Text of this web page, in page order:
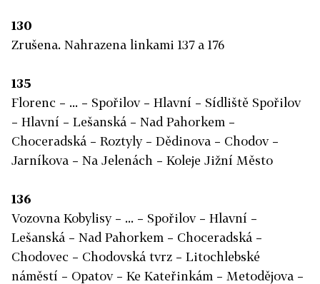
130
Zrušena. Nahrazena linkami 137 a 176
135
Florenc – ... – Spořilov – Hlavní – Sídliště Spořilov
– Hlavní – Lešanská – Nad Pahorkem –
Choceradská – Roztyly – Dědinova – Chodov –
Jarníkova – Na Jelenách – Koleje Jižní Město
136
Vozovna Kobylisy – ... – Spořilov – Hlavní –
Lešanská – Nad Pahorkem – Choceradská –
Chodovec – Chodovská tvrz – Litochlebské
náměstí – Opatov – Ke Kateřinkám – Metodějova –